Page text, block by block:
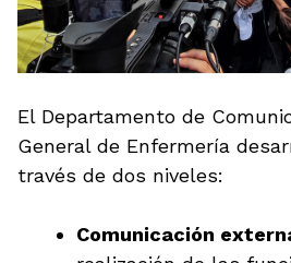
El Departamento de
General de Enfermería
través de dos niveles:
Comunicación